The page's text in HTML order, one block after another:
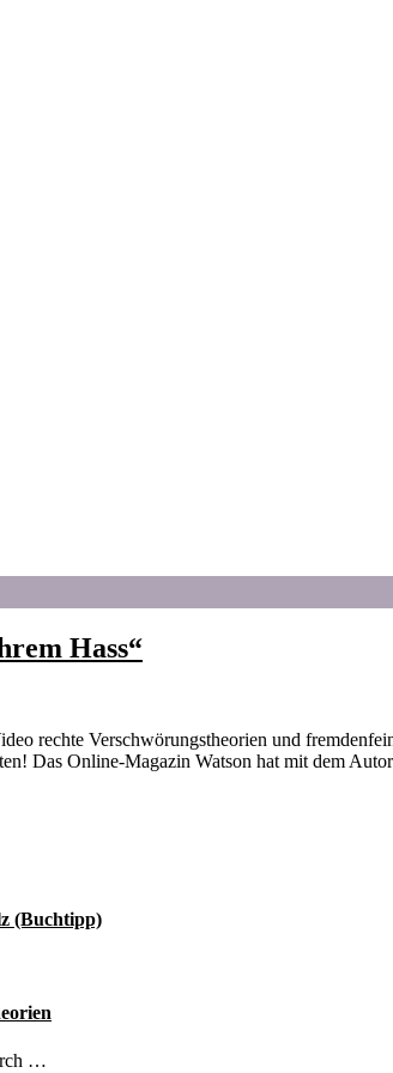
Hass“
rechte Verschwörungstheorien und
Das Online-Magazin Watson hat mit dem
(Buchtipp)
…